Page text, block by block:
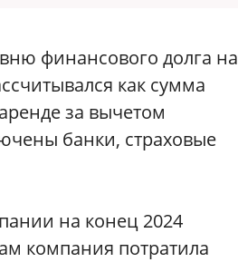
финансового долга на
как сумма
за вычетом
банки, страховые
на конец 2024
компания потратила